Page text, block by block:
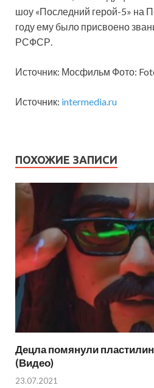
шоу «Последний герой-5» на
году ему было присвоено
РСФСР.
Источник: Мосфильм Фото:
Источник: intermedia.ru
ПОХОЖИЕ ЗАПИСИ
Децла помянули
(Видео)
23.07.2021